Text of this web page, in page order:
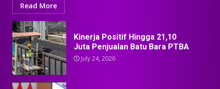
Read More
Kinerja Positif Hingga 21,10
Juta Penjualan Batu Bara PTBA
July 24, 2026